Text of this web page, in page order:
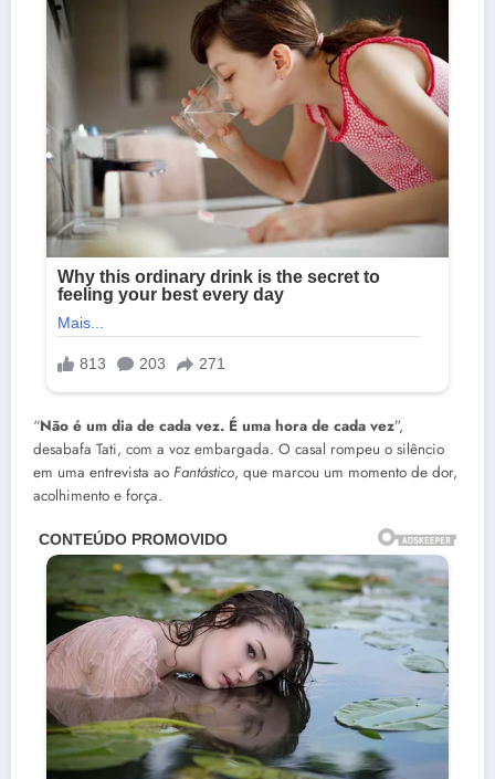
“Não é um dia de cada vez. É uma hora de cada vez”,
desabafa Tati, com a voz embargada. O casal rompeu o silêncio
em uma entrevista ao Fantástico, que marcou um momento de dor,
acolhimento e força.